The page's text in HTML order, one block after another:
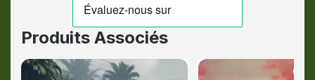
Produits Associés